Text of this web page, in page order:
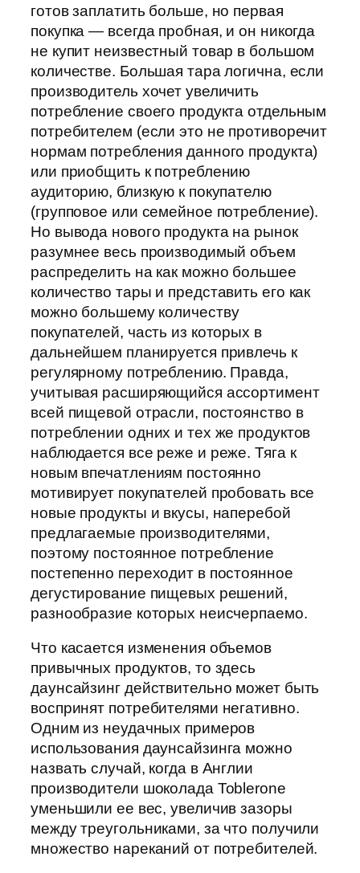
готов заплатить больше, но первая
покупка — всегда пробная, и он никогда
не купит неизвестный товар в большом
количестве. Большая тара логична, если
производитель хочет увеличить
потребление своего продукта отдельным
потребителем (если это не противоречит
нормам потребления данного продукта)
или приобщить к потреблению
аудиторию, близкую к покупателю
(групповое или семейное потребление).
Но вывода нового продукта на рынок
разумнее весь производимый объем
распределить на как можно большее
количество тары и представить его как
можно большему количеству
покупателей, часть из которых в
дальнейшем планируется привлечь к
регулярному потреблению. Правда,
учитывая расширяющийся ассортимент
всей пищевой отрасли, постоянство в
потреблении одних и тех же продуктов
наблюдается все реже и реже. Тяга к
новым впечатлениям постоянно
мотивирует покупателей пробовать все
новые продукты и вкусы, наперебой
предлагаемые производителями,
поэтому постоянное потребление
постепенно переходит в постоянное
дегустирование пищевых решений,
разнообразие которых неисчерпаемо.
Что касается изменения объемов
привычных продуктов, то здесь
даунсайзинг действительно может быть
воспринят потребителями негативно.
Одним из неудачных примеров
использования даунсайзинга можно
назвать случай, когда в Англии
производители шоколада Toblerone
уменьшили ее вес, увеличив зазоры
между треугольниками, за что получили
множество нареканий от потребителей.